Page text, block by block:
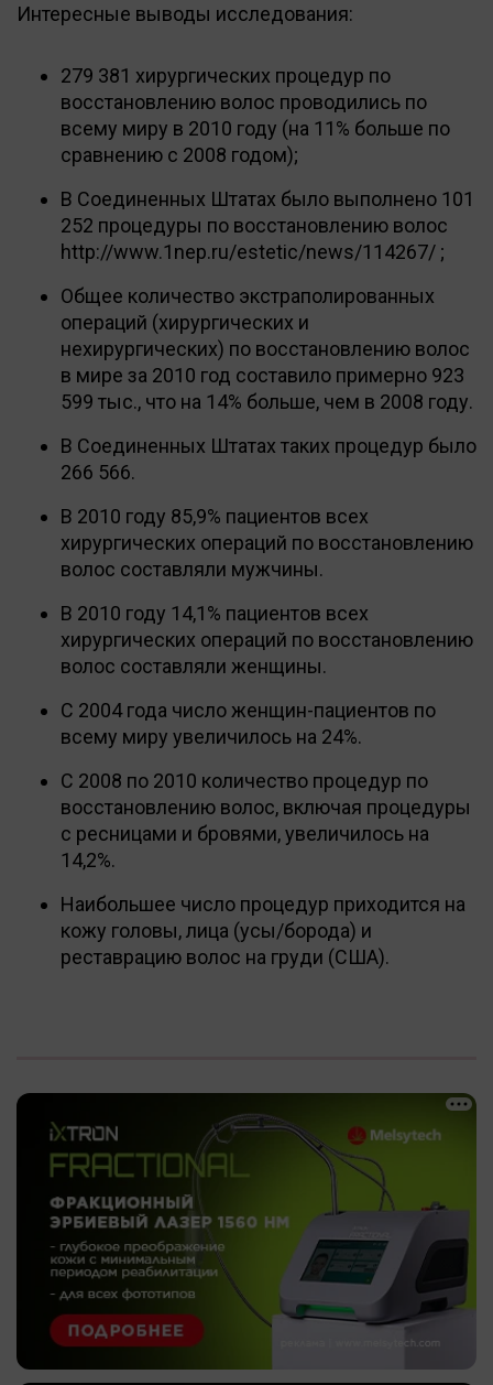
Интересные выводы исследования:
279 381 хирургических процедур по
восстановлению волос проводились по
всему миру в 2010 году (на 11% больше по
сравнению с 2008 годом);
В Соединенных Штатах было выполнено 101
252 процедуры по восстановлению волос
http://www.1nep.ru/estetic/news/114267/ ;
Общее количество экстраполированных
операций (хирургических и
нехирургических) по восстановлению волос
в мире за 2010 год составило примерно 923
599 тыс., что на 14% больше, чем в 2008 году.
В Соединенных Штатах таких процедур было
266 566.
В 2010 году 85,9% пациентов всех
хирургических операций по восстановлению
волос составляли мужчины.
В 2010 году 14,1% пациентов всех
хирургических операций по восстановлению
волос составляли женщины.
С 2004 года число женщин-пациентов по
всему миру увеличилось на 24%.
С 2008 по 2010 количество процедур по
восстановлению волос, включая процедуры
с ресницами и бровями, увеличилось на
14,2%.
Наибольшее число процедур приходится на
кожу головы, лица (усы/борода) и
реставрацию волос на груди (США).